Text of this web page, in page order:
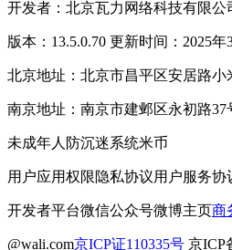
开发者：北京瓦力网络科技有限公
版本：13.5.0.70 更新时间：2025年
北京地址：北京市昌平区安居路小
南京地址：南京市建邺区永初路37
未成年人防沉迷系统米币
用户应用权限隐私协议用户服务协
开发者平台微信公众号微博主页商
@wali.com京ICP证110335号 京ICP